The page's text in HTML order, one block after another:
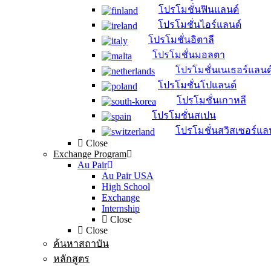
โปรโมชั่นฟินแลนด์
โปรโมชั่นไอร์แลนด์
โปรโมชั่นอิตาลี
โปรโมชั่นมอลตา
โปรโมชั่นเนเธอร์แลน
โปรโมชั่นโปแลนด์
โปรโมชั่นเกาหลี
โปรโมชั่นสเปน
โปรโมชั่นสวิสเซอร์แ
Close
Exchange Program
Au Pair
Au Pair USA
High School
Exchange
Internship
Close
Close
ค้นหาสถาบัน
หลักสูตร